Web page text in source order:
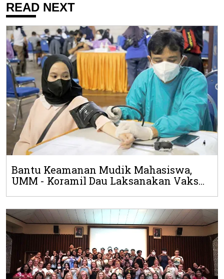
READ NEXT
Bantu Keamanan Mudik Mahasiswa,
UMM - Koramil Dau Laksanakan Vaks...